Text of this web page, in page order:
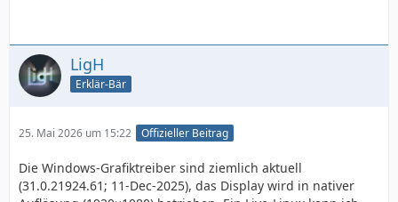
LigH
Erklär-Bär
25. Mai 2026 um 15:22 Offizieller Beitrag
Die Windows-Grafiktreiber sind ziemlich aktuell
(31.0.21924.61; 11-Dec-2025), das Display wird in nativer